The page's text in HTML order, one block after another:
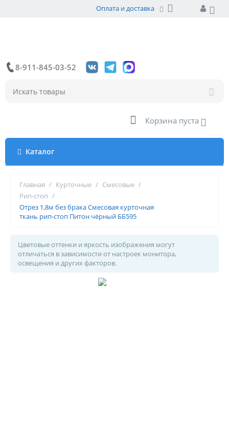
Оплата и доставка
8-911-845-03-52
Корзина пуста
Каталог
Главная / Курточные / Смесовые /
Рип-стоп /
Отрез 1,8м без брака Смесовая курточная
ткань рип-стоп Питон чёрный ББ595
Цветовые оттенки и яркость изображения могут
отличаться в зависимости от настроек монитора,
освещения и других факторов.